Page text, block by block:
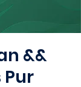
&&
Pur